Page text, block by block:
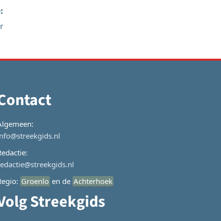
Groenlo en de Achterhoek
Streekgids